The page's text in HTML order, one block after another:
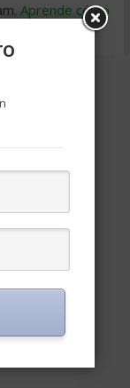
Aprende cómo